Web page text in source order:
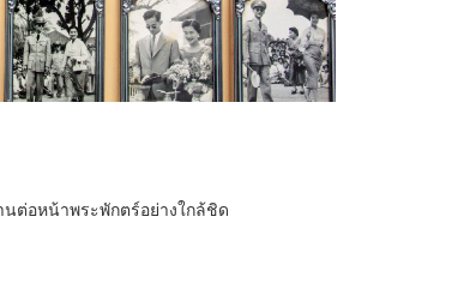
นต่อหน้าพระพักตร์อย่างใกล้ชิด